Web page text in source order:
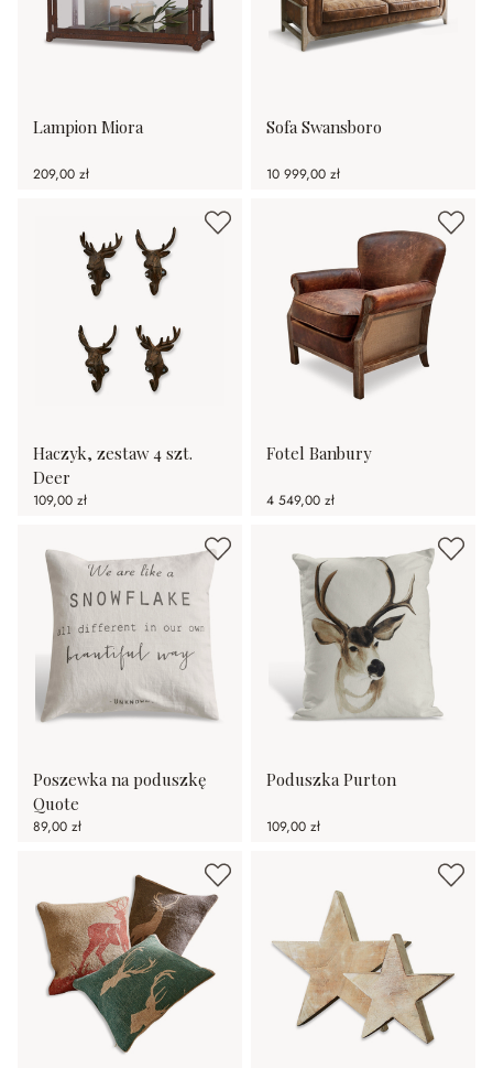
Lampion Miora
209,00 zł
Sofa Swansboro
10 999,00 zł
Haczyk, zestaw 4 szt.
Deer
109,00 zł
Fotel Banbury
4 549,00 zł
Poszewka na poduszkę
Quote
89,00 zł
Poduszka Purton
109,00 zł